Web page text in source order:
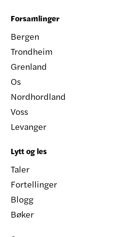
Forsamlinger
Bergen
Trondheim
Grenland
Os
Nordhordland
Voss
Levanger
Lytt og les
Taler
Fortellinger
Blogg
Bøker